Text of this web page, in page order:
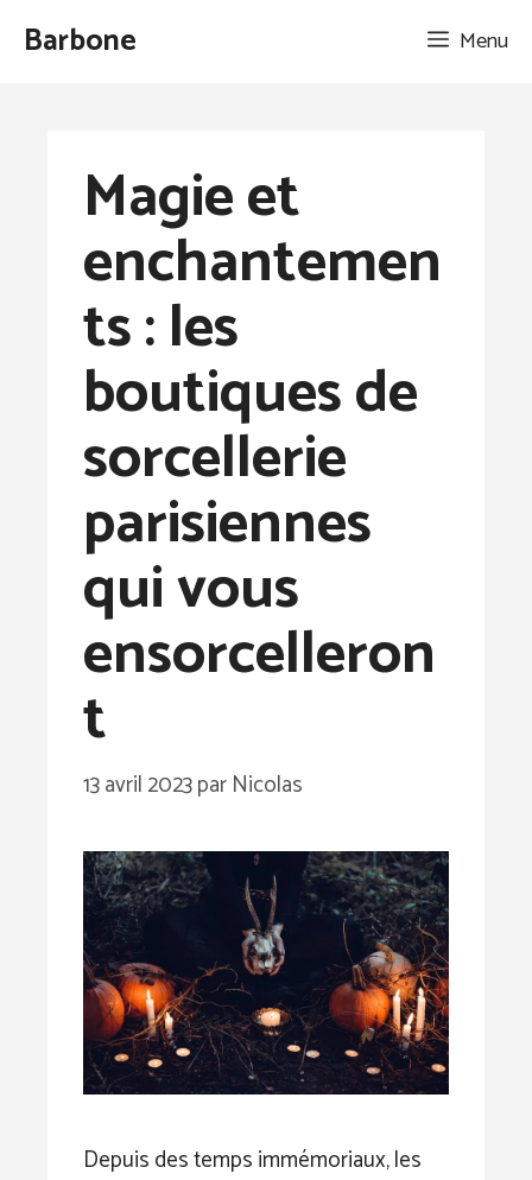
AllerBarbone Menu
Magie et
enchantemen
ts : les
boutiques de
sorcellerie
parisiennes
qui vous
ensorcelleron
t
13 avril 2023parNicolas
Depuis des temps immémoriaux, les